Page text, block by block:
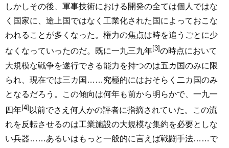
しかしその後、軍事技術における開発の全ては個人ではな
く国家に、途上国ではなく工業化された国によっておこな
われることが多くなった。権力の焦点は時を追うごとに少
なくなっていったのだ。既に一九三九年[3]の時点において
大規模な戦争を遂行できる能力を持つのは五カ国のみに限
られ、現在では三カ国……究極的にはおそらく二カ国のみ
となるだろう。この傾向は何年も前から明らかで、一九一
四年[4] 以前でさえ何人かの評者に指摘されていた。この流
れを反転させるのは工業施設の大規模な集約を必要としな
い兵器……あるいはもっと一般的に言えば戦闘手法……で